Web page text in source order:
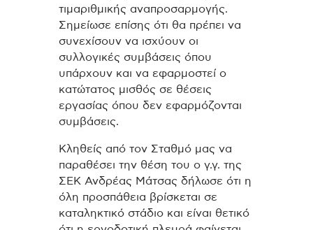
τιμαριθμικής αναπροσαρμογής.
Σημείωσε επίσης ότι θα πρέπει να
συνεχίσουν να ισχύουν οι
συλλογικές συμβάσεις όπου
υπάρχουν και να εφαρμοστεί ο
κατώτατος μισθός σε θέσεις
εργασίας όπου δεν εφαρμόζονται
συμβάσεις.
Κληθείς από τον Σταθμό μας να
παραθέσει την θέση του ο γ.γ. της
ΣΕΚ Ανδρέας Μάτσας δήλωσε ότι η
όλη προσπάθεια βρίσκεται σε
καταληκτικό στάδιο και είναι θετικό